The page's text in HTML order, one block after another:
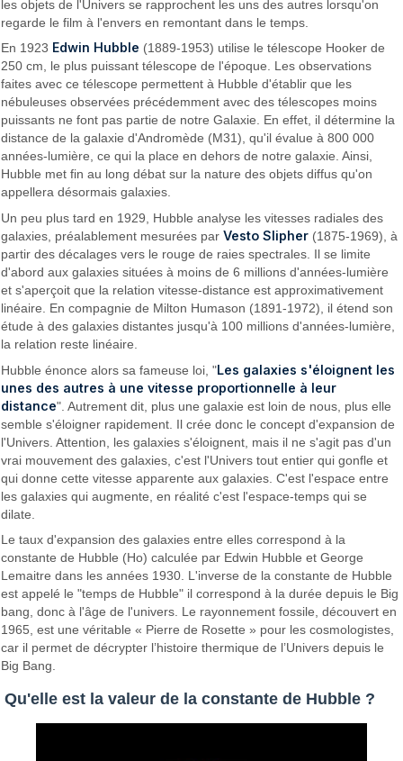
les objets de l'Univers se rapprochent les uns des autres lorsqu'on
regarde le film à l'envers en remontant dans le temps.
En 1923 Edwin Hubble (1889-1953) utilise le télescope Hooker de
250 cm, le plus puissant télescope de l'époque. Les observations
faites avec ce télescope permettent à Hubble d'établir que les
nébuleuses observées précédemment avec des télescopes moins
puissants ne font pas partie de notre Galaxie. En effet, il détermine la
distance de la galaxie d'Andromède (M31), qu'il évalue à 800 000
années-lumière, ce qui la place en dehors de notre galaxie. Ainsi,
Hubble met fin au long débat sur la nature des objets diffus qu'on
appellera désormais galaxies.
Un peu plus tard en 1929, Hubble analyse les vitesses radiales des
galaxies, préalablement mesurées parVesto Slipher (1875-1969), à
partir des décalages vers le rouge de raies spectrales. Il se limite
d'abord aux galaxies situées à moins de 6 millions d'années-lumière
et s'aperçoit que la relation vitesse-distance est approximativement
linéaire. En compagnie de Milton Humason (1891-1972), il étend son
étude à des galaxies distantes jusqu'à 100 millions d'années-lumière,
la relation reste linéaire.
Hubble énonce alors sa fameuse loi, "Les galaxies s'éloignent les
unes des autres à une vitesse proportionnelle à leur
distance". Autrement dit, plus une galaxie est loin de nous, plus elle
semble s'éloigner rapidement. Il crée donc le concept d'expansion de
l'Univers. Attention, les galaxies s'éloignent, mais il ne s'agit pas d'un
vrai mouvement des galaxies, c'est l'Univers tout entier qui gonfle et
qui donne cette vitesse apparente aux galaxies. C'est l'espace entre
les galaxies qui augmente, en réalité c'est l'espace-temps qui se
dilate.
Le taux d'expansion des galaxies entre elles correspond à la
constante de Hubble (Hο) calculée par Edwin Hubble et George
Lemaitre dans les années 1930. L'inverse de la constante de Hubble
est appelé le "temps de Hubble" il correspond à la durée depuis le Big
bang, donc à l'âge de l'univers. Le rayonnement fossile, découvert en
1965, est une véritable « Pierre de Rosette » pour les cosmologistes,
car il permet de décrypter l’histoire thermique de l’Univers depuis le
Big Bang.
Qu'elle est la valeur de la constante de Hubble ?